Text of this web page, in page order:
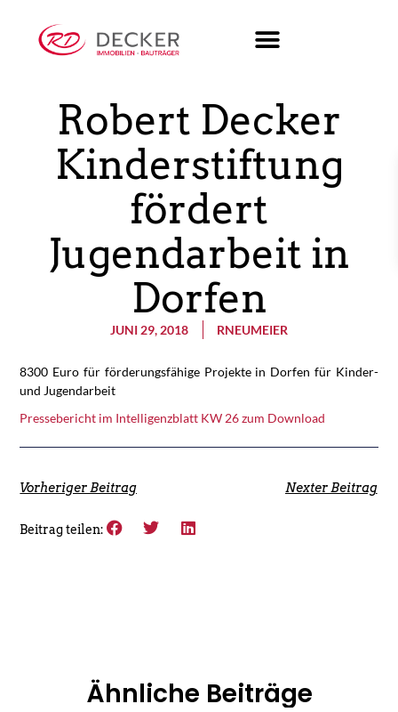
Robert Decker
Kinderstiftung
fördert
Jugendarbeit in
Dorfen
JUNI 29, 2018 RNEUMEIER
8300 Euro für förderungsfähige Projekte in Dorfen für Kinder-
und Jugendarbeit
Pressebericht im Intelligenzblatt KW 26 zum Download
Vorheriger Beitrag Nexter Beitrag
Beitrag teilen:
Ähnliche Beiträge